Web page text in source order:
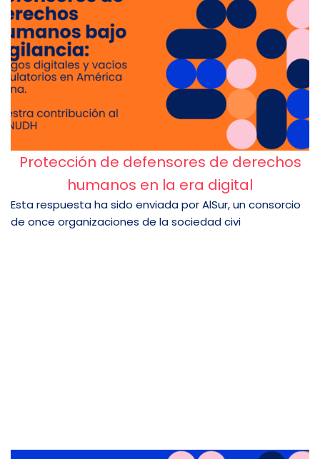
Protección de defensores de derechos
humanos en la era digital
Esta respuesta ha sido enviada por AlSur, un consorcio
de once organizaciones de la sociedad civi